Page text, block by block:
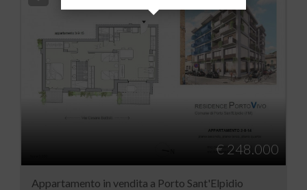
€ 248.000
Appartamento in vendita a Porto Sant'Elpidio